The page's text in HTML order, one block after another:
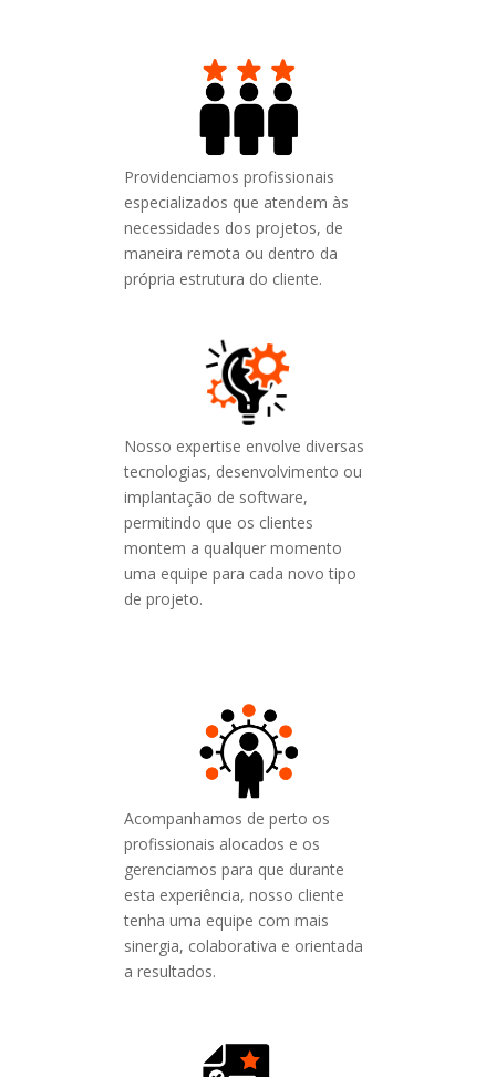
Providenciamos profissionais
especializados que atendem às
necessidades dos projetos, de
maneira remota ou dentro da
própria estrutura do cliente.
Nosso expertise envolve diversas
tecnologias, desenvolvimento ou
implantação de software,
permitindo que os clientes
montem a qualquer momento
uma equipe para cada novo tipo
de projeto.
Acompanhamos de perto os
profissionais alocados e os
gerenciamos para que durante
esta experiência, nosso cliente
tenha uma equipe com mais
sinergia, colaborativa e orientada
a resultados.